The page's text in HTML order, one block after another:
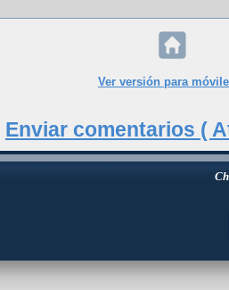
Ver versión para
Enviar comentarios (